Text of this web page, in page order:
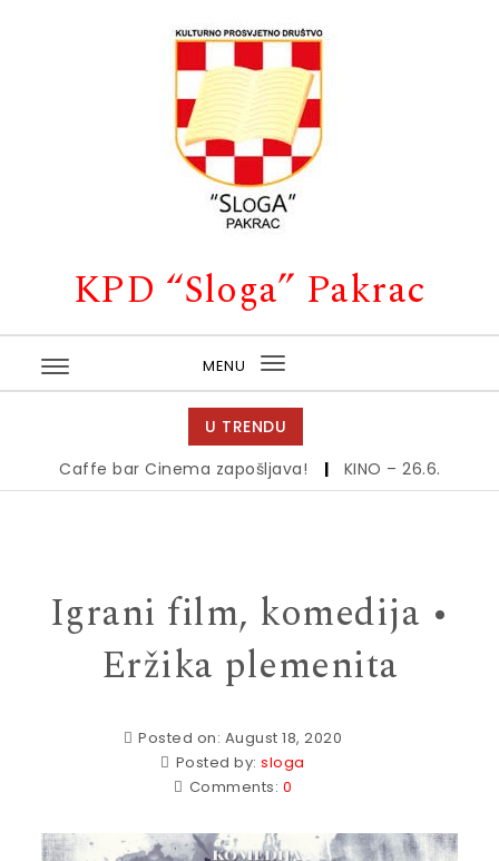
KPD “Sloga” Pakrac
MENU
Toggle
navigation
U TRENDU
Caffe bar Cinema zapošljava! | KINO – 26.6. |
Igrani film, komedija •
Eržika plemenita
Posted on: August 18, 2020
Posted by:sloga
Comments: 0